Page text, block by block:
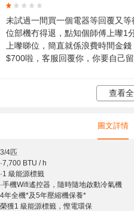
未試過一間買一個電器等回覆又
位部機冇得退，點知個師傅上嚟1
上嚟睇位，簡直就係浪費時間金
$700啦，客服回覆你，你要自己
查看
圖文詳情
3/4匹
·7,700 BTU / h
·1 級能源標籤
·手機Wifi遙控器，隨時隨地啟動冷氣機
4年全機*及5年壓縮機保養*
榮獲1 級能源標籤，慳電環保